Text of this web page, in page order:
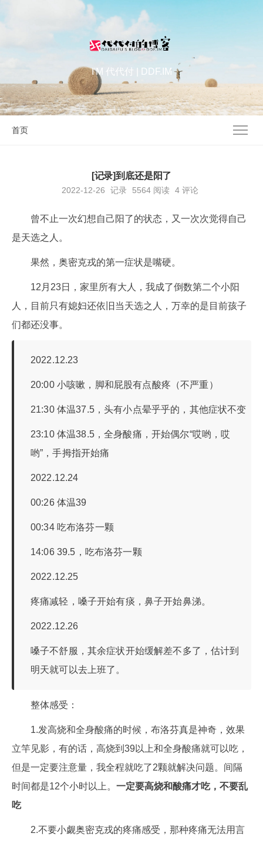
I'M 代代付 | DDF.IM
首页
[记录]到底还是阳了
2022-12-26 记录 5564 阅读 4 评论
曾不止一次幻想自己阳了的状态，又一次次觉得自己
是天选之人。
果然，奥密克戎的第一症状是嘴硬。
12月23日，家里所有大人，我成了倒数第二个小阳
人，目前只有媳妇还依旧当天选之人，万幸的是目前孩子
们都还没事。
2022.12.23
20:00 小咳嗽，脚和屁股有点酸疼（不严重）
21:30 体温37.5，头有小点晕乎乎的，其他症状不变
23:10 体温38.5，全身酸痛，开始偶尔“哎哟，哎
哟”，手拇指开始痛
2022.12.24
00:26 体温39
00:34 吃布洛芬一颗
14:06 39.5，吃布洛芬一颗
2022.12.25
疼痛减轻，嗓子开始有痰，鼻子开始鼻涕。
2022.12.26
嗓子不舒服，其余症状开始缓解差不多了，估计到
明天就可以去上班了。
整体感受：
1.发高烧和全身酸痛的时候，布洛芬真是神奇，效果
立竿见影，有的话，高烧到39以上和全身酸痛就可以吃，
但是一定要注意量，我全程就吃了2颗就解决问题。间隔
时间都是12个小时以上。 一定要高烧和酸痛才吃，不要乱
吃
2.不要小觑奥密克戎的疼痛感受，那种疼痛无法用言